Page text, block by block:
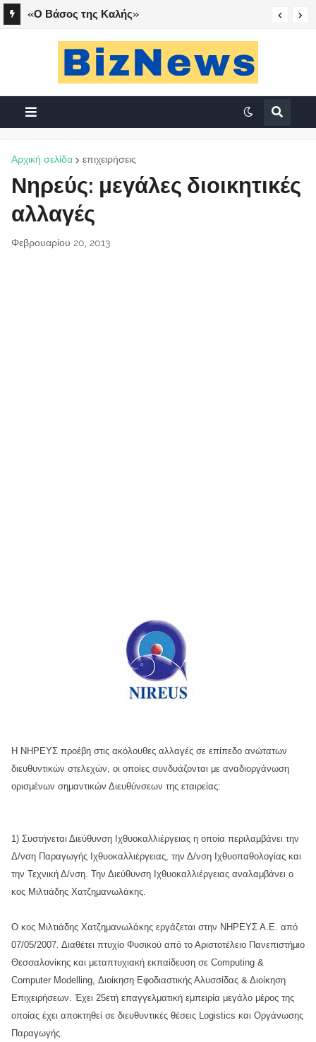
«Ο Βάσος της Καλής»
Αρχική σελίδα επιχειρήσεις
Νηρεύς: μεγάλες διοικητικές
αλλαγές
Φεβρουαρίου 20, 2013
Η ΝΗΡΕΥΣ προέβη στις ακόλουθες αλλαγές σε επίπεδο ανώτατων
διευθυντικών στελεχών, οι οποίες συνδυάζονται με αναδιοργάνωση
ορισμένων σημαντικών Διευθύνσεων της εταιρείας:
1) Συστήνεται Διεύθυνση Ιχθυοκαλλιέργειας η οποία περιλαμβάνει την
Δ/νση Παραγωγής Ιχθυοκαλλιέργειας, την Δ/νση Ιχθυοπαθολογίας και
την Τεχνική Δ/νση. Την Διεύθυνση Ιχθυοκαλλιέργειας αναλαμβάνει ο
κος Μιλτιάδης Χατζημανωλάκης.
Ο κος Μιλτιάδης Χατζημανωλάκης εργάζεται στην ΝΗΡΕΥΣ Α.Ε. από
07/05/2007. Διαθέτει πτυχίο Φυσικού από το Αριστοτέλειο Πανεπιστήμιο
Θεσσαλονίκης και μεταπτυχιακή εκπαίδευση σε Computing &
Computer Modelling, Διοίκηση Εφοδιαστικής Αλυσσίδας & Διοίκηση
Επιχειρήσεων. Έχει 25ετή επαγγελματική εμπειρία μεγάλο μέρος της
οποίας έχει αποκτηθεί σε διευθυντικές θέσεις Logistics και Οργάνωσης
Παραγωγής.